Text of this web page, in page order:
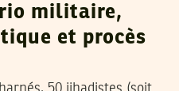
militaire,
et procès